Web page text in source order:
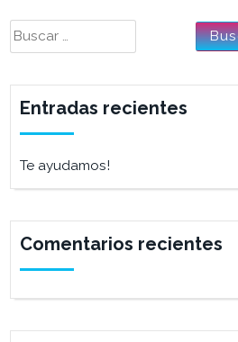
Buscar:
Entradas recientes
Te ayudamos!
Comentarios recientes